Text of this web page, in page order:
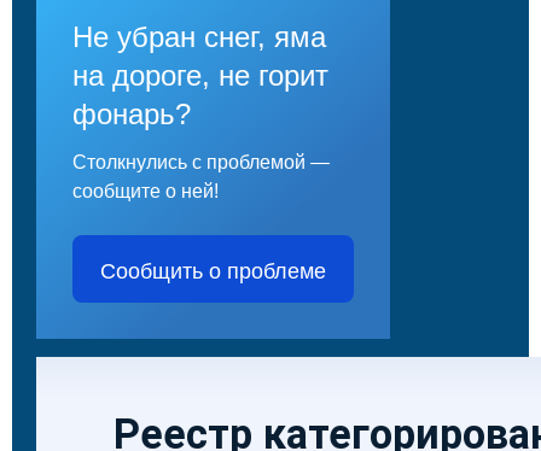
Не убран снег, яма
на дороге, не горит
фонарь?
Столкнулись с проблемой —
сообщите о ней!
Сообщить о проблеме